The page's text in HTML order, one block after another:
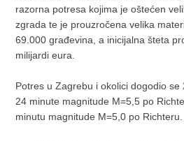
razorna potresa kojima je oštećen
zgrada te je prouzročena velika
69.000 građevina, a inicijalna šteta
milijardi eura.
Potres u Zagrebu i okolici dogodio
24 minute magnitude M=5,5 po
minutu magnitude M=5,0 po Richteru.